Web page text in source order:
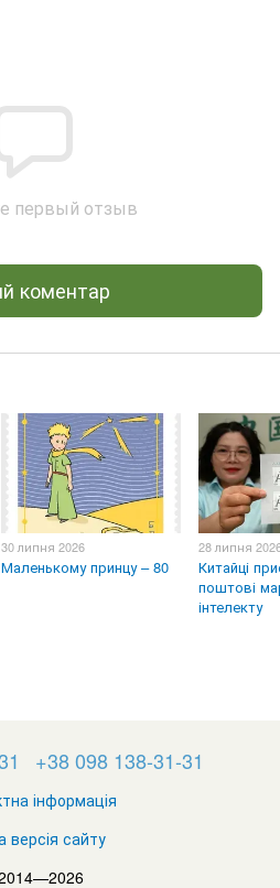
первый отзыв
коментар
30 липня 2026
Маленькому принцу – 80
28 липня
Китайці
поштові
інтелекту
+38 098 138-31-31
інформація
версія сайту